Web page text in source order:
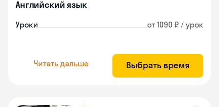
Английский язык
Уроки от 1090 ₽ / урок
Читать дальше Выбрать время